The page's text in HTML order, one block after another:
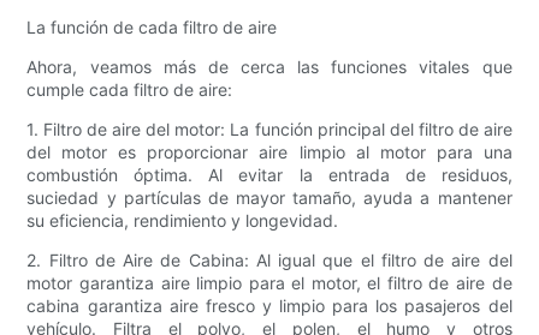
La función de cada filtro de aire
Ahora, veamos más de cerca las funciones vitales que
cumple cada filtro de aire:
1. Filtro de aire del motor: La función principal del filtro de aire
del motor es proporcionar aire limpio al motor para una
combustión óptima. Al evitar la entrada de residuos,
suciedad y partículas de mayor tamaño, ayuda a mantener
su eficiencia, rendimiento y longevidad.
2. Filtro de Aire de Cabina: Al igual que el filtro de aire del
motor garantiza aire limpio para el motor, el filtro de aire de
cabina garantiza aire fresco y limpio para los pasajeros del
vehículo. Filtra el polvo, el polen, el humo y otros